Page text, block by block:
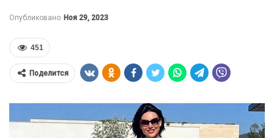
Опубликовано Ноя 29, 2023
451
Поделится